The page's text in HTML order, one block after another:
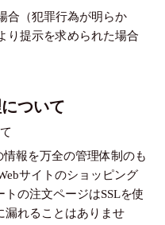
合（犯罪行為が明らか
り提示を求められた場合
ついて
報を万全の管理体制のも
サイトのショッピング
の注文ページはSSLを使
漏れることはありませ